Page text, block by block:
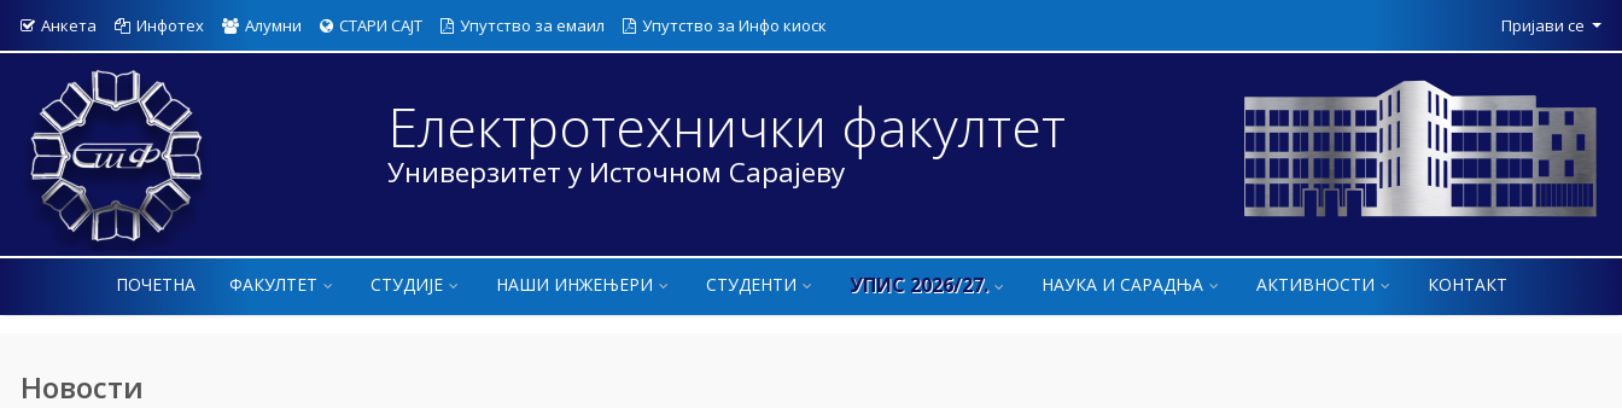
Анкета Инфотех Алумни СТАРИ САЈТ Упутство за емаил Упутство за Инфо киоск Пријави се
Електротехнички факултет
Универзитет у Источном Сарајеву
ПОЧЕТНА ФАКУЛТЕТ СТУДИЈЕ НАШИ ИНЖЕЊЕРИ СТУДЕНТИ УПИС 2026/27. НАУКА И САРАДЊА АКТИВНОСТИ КОНТАКТ
Новости